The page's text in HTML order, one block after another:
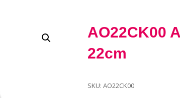
AO22CK00
22cm
SKU: AO22CK00